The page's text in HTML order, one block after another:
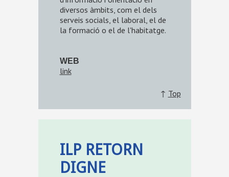
diversos àmbits, com el dels
serveis socials, el laboral, el de
la formació o el de l'habitatge.
WEB
link
↑ Top
ILP RETORN
DIGNE